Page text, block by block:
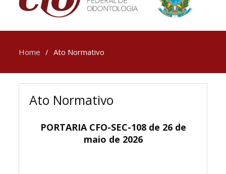
Home Ato Normativo
Ato Normativo
PORTARIA CFO-SEC-108 de 26 de
maio de 2026